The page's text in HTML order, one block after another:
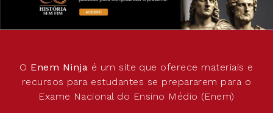
O Enem Ninja é um site que oferece materiais e
recursos para estudantes se prepararem para o
Exame Nacional do Ensino Médio (Enem)